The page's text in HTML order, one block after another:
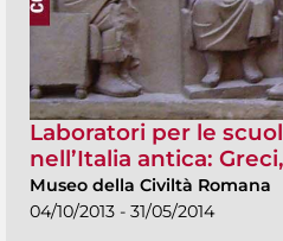
Laboratori per le
nell’Italia antica:
Museo della Civiltà Romana
04/10/2013 - 31/05/2014